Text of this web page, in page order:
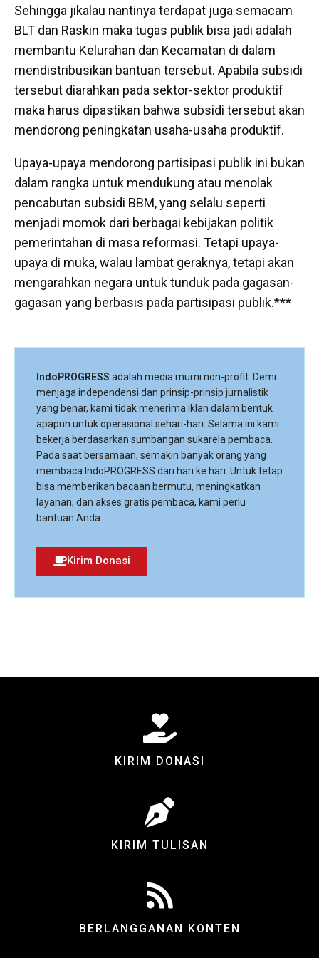
Sehingga jikalau nantinya terdapat juga semacam
BLT dan Raskin maka tugas publik bisa jadi adalah
membantu Kelurahan dan Kecamatan di dalam
mendistribusikan bantuan tersebut. Apabila subsidi
tersebut diarahkan pada sektor-sektor produktif
maka harus dipastikan bahwa subsidi tersebut akan
mendorong peningkatan usaha-usaha produktif.
Upaya-upaya mendorong partisipasi publik ini bukan
dalam rangka untuk mendukung atau menolak
pencabutan subsidi BBM, yang selalu seperti
menjadi momok dari berbagai kebijakan politik
pemerintahan di masa reformasi. Tetapi upaya-
upaya di muka, walau lambat geraknya, tetapi akan
mengarahkan negara untuk tunduk pada gagasan-
gagasan yang berbasis pada partisipasi publik.***
IndoPROGRESS adalah media murni non-profit. Demi
menjaga independensi dan prinsip-prinsip jurnalistik
yang benar, kami tidak menerima iklan dalam bentuk
apapun untuk operasional sehari-hari. Selama ini kami
bekerja berdasarkan sumbangan sukarela pembaca.
Pada saat bersamaan, semakin banyak orang yang
membaca IndoPROGRESS dari hari ke hari. Untuk tetap
bisa memberikan bacaan bermutu, meningkatkan
layanan, dan akses gratis pembaca, kami perlu
bantuan Anda.
Kirim Donasi
KIRIM DONASI
KIRIM TULISAN
BERLANGGANAN KONTEN